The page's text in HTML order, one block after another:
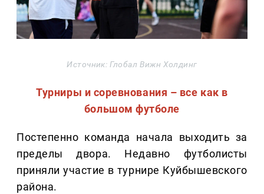
Источник: Глобал Вижн Холдинг
Турниры и соревнования – все как в
большом футболе
Постепенно команда начала выходить за
пределы двора. Недавно футболисты
приняли участие в турнире Куйбышевского
района.